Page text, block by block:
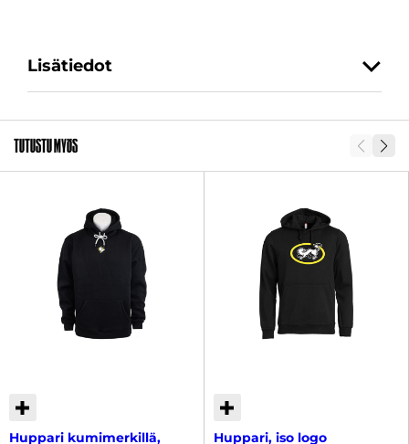
Lisätiedot
Koko
XS, S, M, L, XL, XXL, 3XL
SKU
Tutustu myös
Huppari kumimerkillä,
Huppari, iso logo